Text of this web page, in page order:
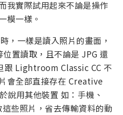
我實際試用起來不論是操作
模一樣。
，一樣是讀入照片的畫面，
置讀取，且不論是 JPG 還
跟 Lightroom Classic CC 不
會全部直接存在 Creative
說用其他裝置 如：手機、
些照片，省去傳輸資料的動